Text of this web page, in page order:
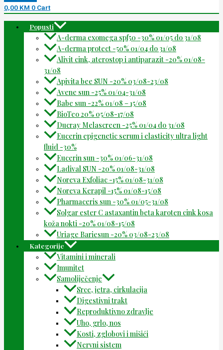
0,00 KM 0 Cart
Popusti
A-derma exomega spf50 -30% 01/05 do 31/08
A-derma protect -50% 01/04 do 31/08
Alivit cink, aterostop i antiparazit -20% 01/08-
31/08
Apivita bee SUN -20% 03/08-23/08
Avene sun -25% 01/04-31/08
Babe sun -22% 01/08 – 15/08
BioTeo 20% 05/08-17/08
Ducray Melascreen -25% 01/04 do 31/08
Eucerin epigenetic serum i elasticity ultra light
fluid -30%
Eucerin sun -30% 01/06-31/08
Ladival SUN -20% 01/08-31/08
Noreva Exfoliac -15% 01/08-31/08
Noreva Kerapil -15% 01/08-15/08
Pharmaceris sun -30% 01/05-31/08
Solgar ester C astaxantin beta karoten cink kosa
koža nokti -20% 01/08-15/08
Uriage Bariesun -20% 03/08-23/08
Kategorije
Vitamini i minerali
Imunitet
Samoliječenje
Srce, jetra, cirkulacija
Digestivni trakt
Reproduktivno zdravlje
Uho, grlo, nos
Kosti, zglobovi i mišići
Nervni sistem